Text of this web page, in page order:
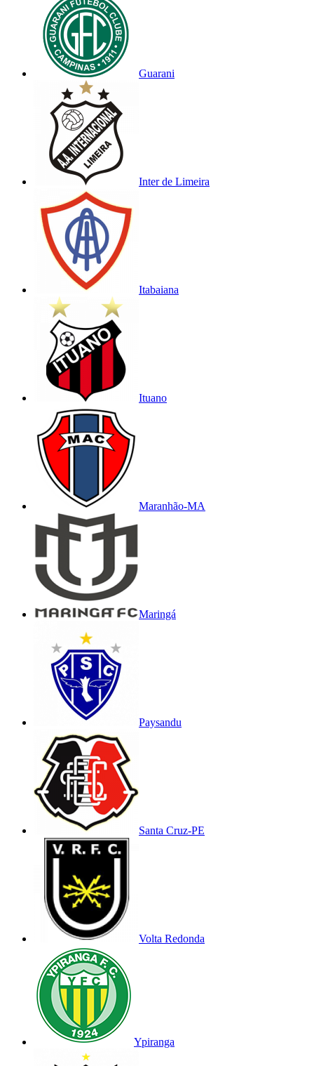
Guarani
Inter de Limeira
Itabaiana
Ituano
Maranhão-MA
Maringá
Paysandu
Santa Cruz-PE
Volta Redonda
Ypiranga